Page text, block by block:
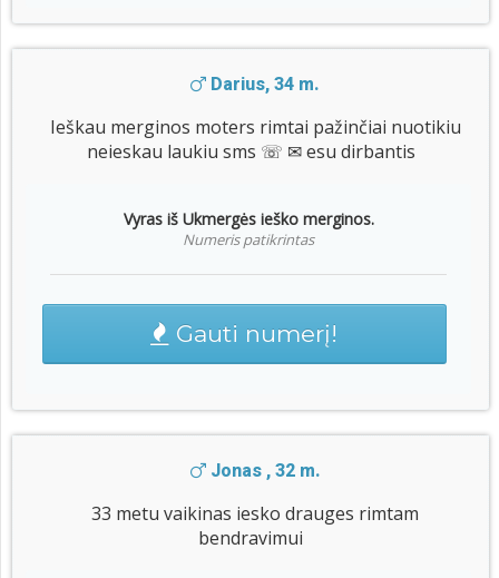
Darius, 34 m.
Ieškau merginos moters rimtai pažinčiai nuotikiu
neieskau laukiu sms ☏ ✉ esu dirbantis
Vyras iš Ukmergės ieško merginos.
Numeris patikrintas
Gauti numerį!
Jonas , 32 m.
33 metu vaikinas iesko drauges rimtam
bendravimui